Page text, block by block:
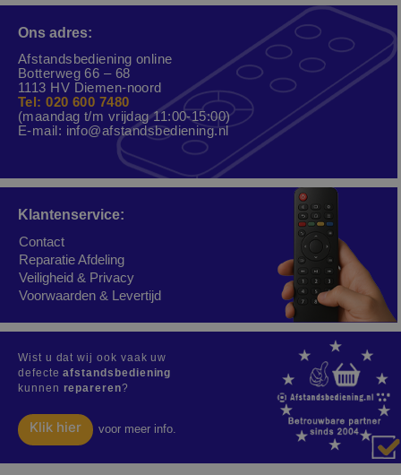
Ons adres:
Afstandsbediening online
Botterweg 66 – 68
1113 HV Diemen-noord
Tel: 020 600 7480
(maandag t/m vrijdag 11:00-15:00)
E-mail: info@afstandsbediening.nl
Klantenservice:
Contact
Reparatie Afdeling
Veiligheid & Privacy
Voorwaarden & Levertijd
Wist u dat wij ook vaak uw
defecteafstandsbediening
kunnen repareren?
Klik hier voor meer info.